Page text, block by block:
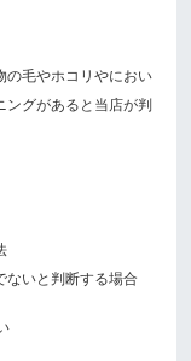
の毛やホコリやにおい
ングがあると当店が判
ないと判断する場合